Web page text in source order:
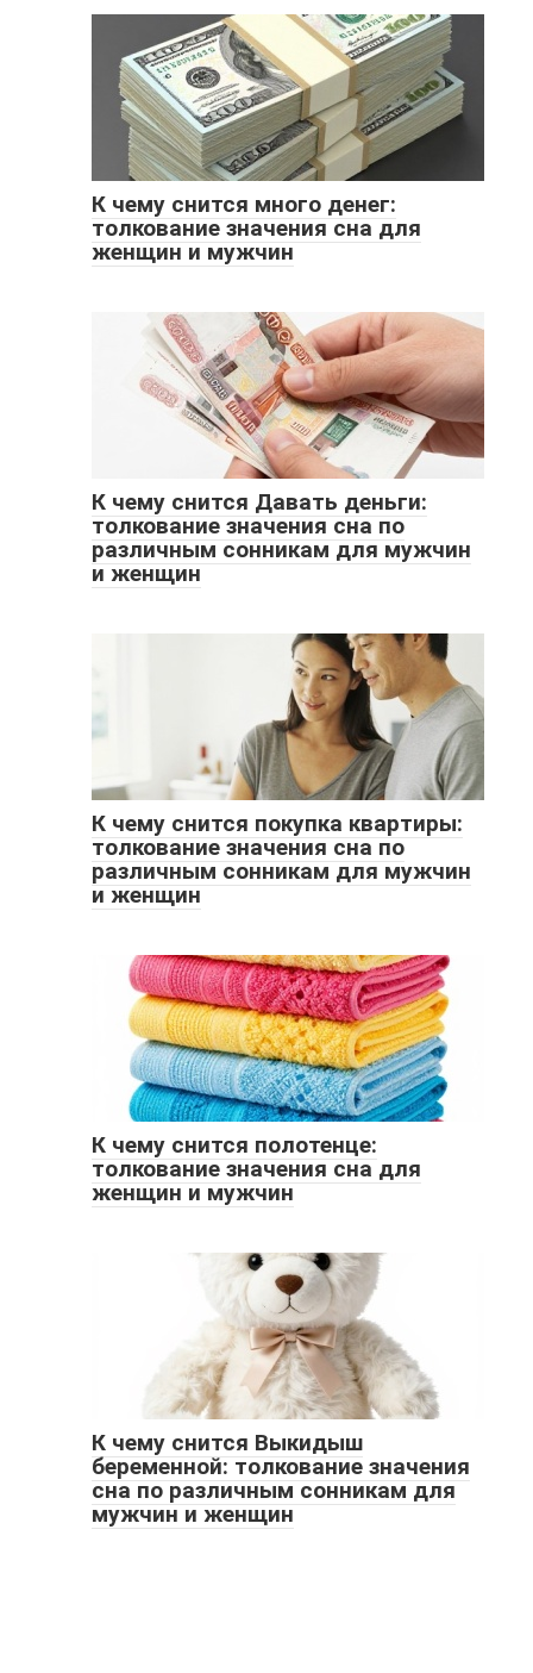
К чему снится много денег:
толкование значения сна для
женщин и мужчин
К чему снится Давать деньги:
толкование значения сна по
различным сонникам для мужчин
и женщин
К чему снится покупка квартиры:
толкование значения сна по
различным сонникам для мужчин
и женщин
К чему снится полотенце:
толкование значения сна для
женщин и мужчин
К чему снится Выкидыш
беременной: толкование значения
сна по различным сонникам для
мужчин и женщин